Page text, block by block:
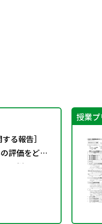
る報告］
評価をどう
を例に－
授業